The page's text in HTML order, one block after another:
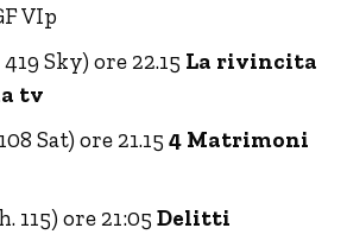
VIp
419 Sky) ore 22.15 La rivincita
tv
Sat) ore 21.15 4 Matrimoni
115) ore 21:05 Delitti